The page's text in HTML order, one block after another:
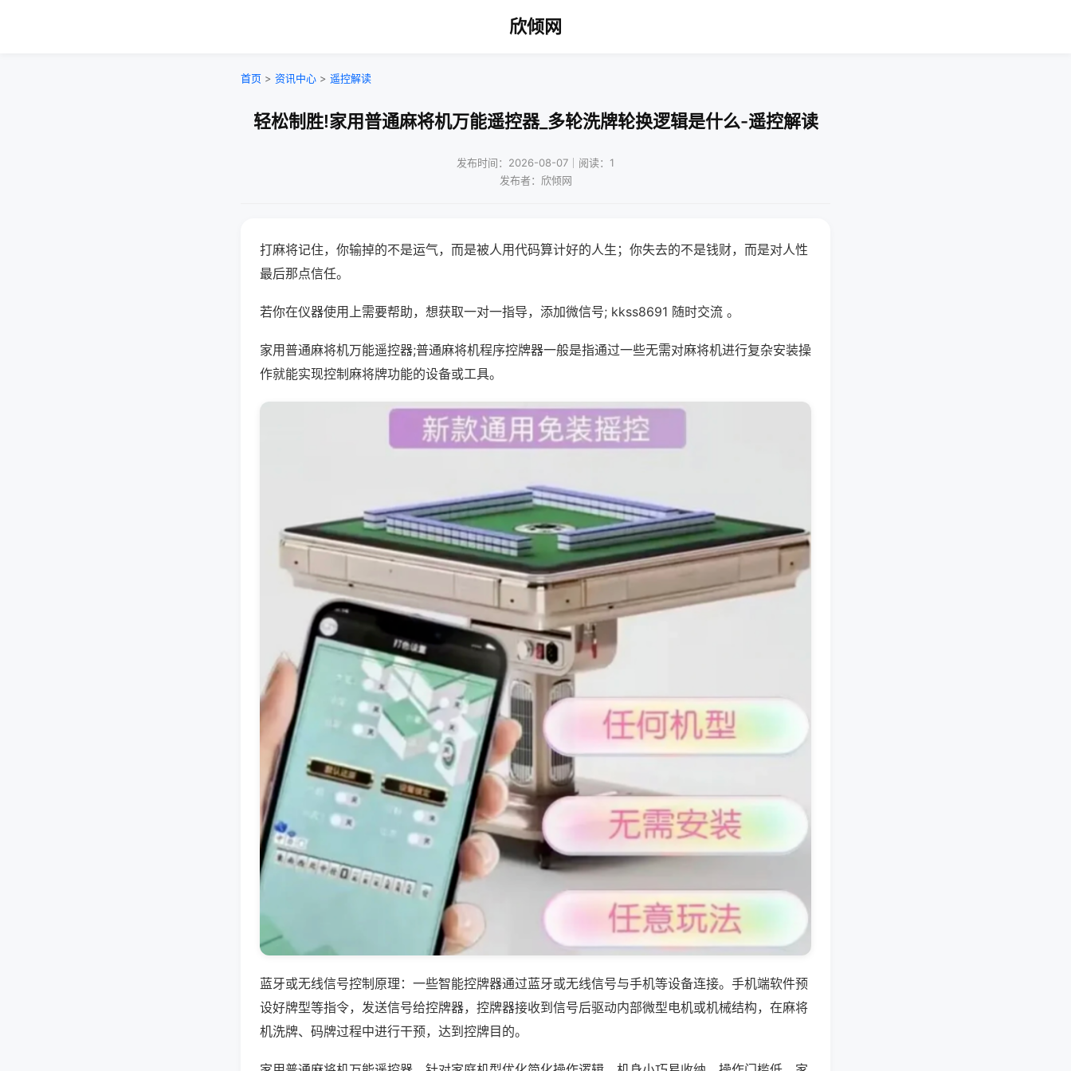
欣倾网
首页 > 资讯中心 > 遥控解读
轻松制胜!家用普通麻将机万能遥控器_多轮洗牌轮换逻辑是什么-遥控解读
发布时间：2026-08-07｜阅读：1
发布者：欣倾网
打麻将记住，你输掉的不是运气，而是被人用代码算计好的人生；你失去的不是钱财，而是对人性
最后那点信任。
若你在仪器使用上需要帮助，想获取一对一指导，添加微信号; kkss8691 随时交流 。
家用普通麻将机万能遥控器;普通麻将机程序控牌器一般是指通过一些无需对麻将机进行复杂安装操
作就能实现控制麻将牌功能的设备或工具。
蓝牙或无线信号控制原理：一些智能控牌器通过蓝牙或无线信号与手机等设备连接。手机端软件预
设好牌型等指令，发送信号给控牌器，控牌器接收到信号后驱动内部微型电机或机械结构，在麻将
机洗牌、码牌过程中进行干预，达到控牌目的。